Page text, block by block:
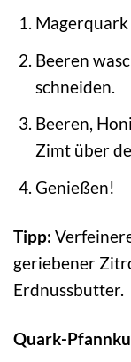
Magerquark
Beeren
schneiden.
Beeren,
Zimt über
Genießen!
Tipp:
geriebener
Erdnussbutter.
Quark-